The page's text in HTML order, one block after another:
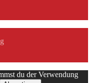
du der Verwendung